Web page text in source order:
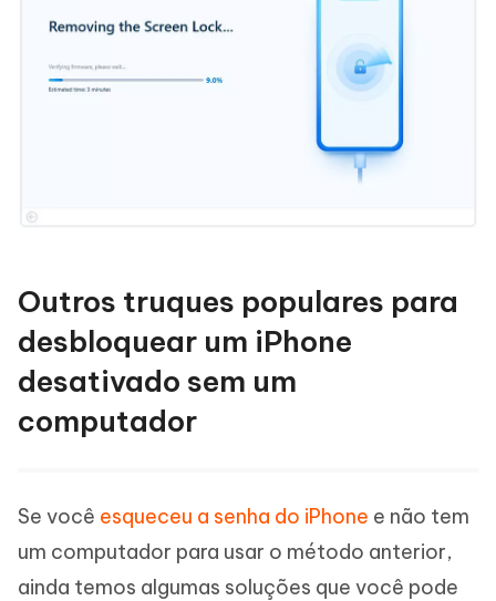
Outros truques populares para
desbloquear um iPhone
desativado sem um
computador
Se você esqueceu a senha do iPhone e não tem
um computador para usar o método anterior,
ainda temos algumas soluções que você pode